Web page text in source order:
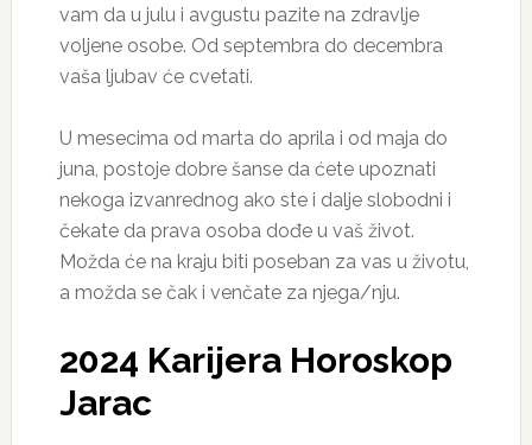
vam da u julu i avgustu pazite na zdravlje
voljene osobe. Od septembra do decembra
vaša ljubav će cvetati.
U mesecima od marta do aprila i od maja do
juna, postoje dobre šanse da ćete upoznati
nekoga izvanrednog ako ste i dalje slobodni i
čekate da prava osoba dođe u vaš život.
Možda će na kraju biti poseban za vas u životu,
a možda se čak i venčate za njega/nju.
2024 Karijera Horoskop
Jarac